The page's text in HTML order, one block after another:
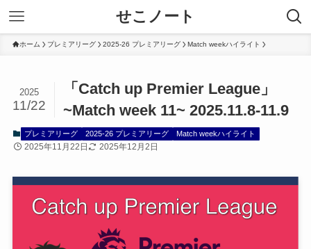
せこノート
ホーム プレミアリーグ 2025-26 プレミアリーグ Match weekハイライト
「Catch up Premier League」
~Match week 11~ 2025.11.8-11.9
2025
11/22
プレミアリーグ 2025-26 プレミアリーグ Match weekハイライト
2025年11月22日 2025年12月2日